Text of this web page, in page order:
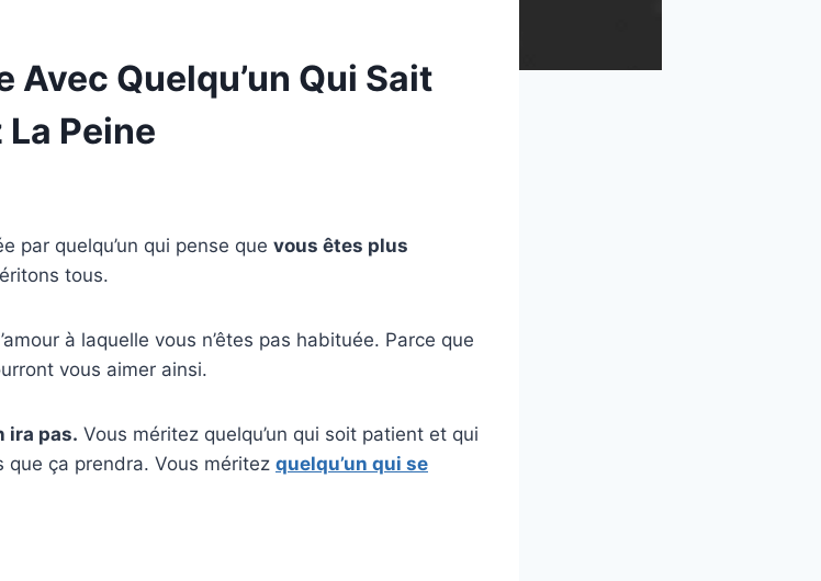
Avec Quelqu’un Qui Sait
La Peine
par quelqu’un qui pense que vous êtes plus
tous.
à laquelle vous n’êtes pas habituée. Parce que
vous aimer ainsi.
ira pas. Vous méritez quelqu’un qui soit patient et qui
ça prendra. Vous méritez quelqu’un qui se